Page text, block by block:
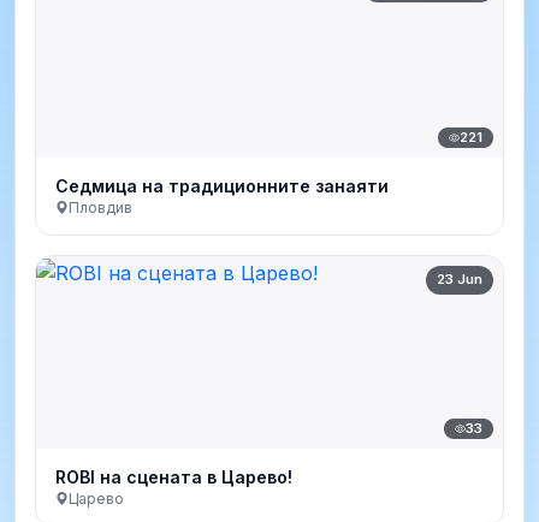
221
Седмица на традиционните занаяти
Пловдив
23 Jun
33
ROBI на сцената в Царево!
Царево